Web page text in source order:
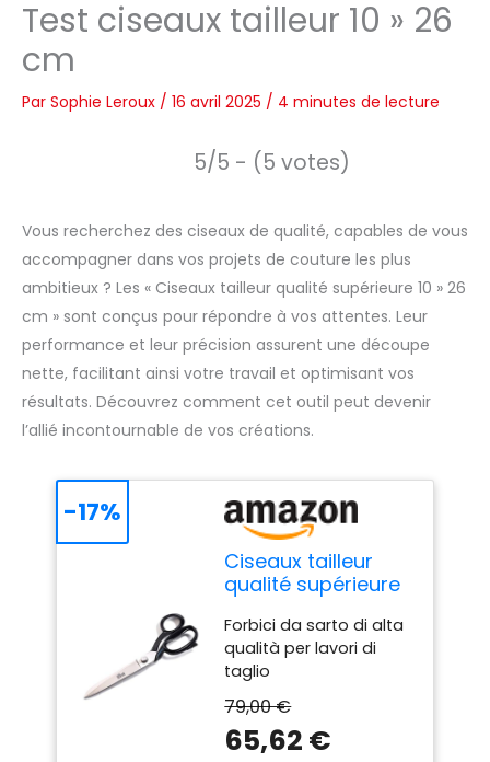
Test ciseaux tailleur 10 » 26
cm
Par Sophie Leroux / 16 avril 2025 / 4 minutes de lecture
5/5 - (5 votes)
Vous recherchez des ciseaux de qualité, capables de vous
accompagner dans vos projets de couture les plus
ambitieux ? Les « Ciseaux tailleur qualité supérieure 10 » 26
cm » sont conçus pour répondre à vos attentes. Leur
performance et leur précision assurent une découpe
nette, facilitant ainsi votre travail et optimisant vos
résultats. Découvrez comment cet outil peut devenir
l’allié incontournable de vos créations.
Ciseaux tailleur
qualité supérieure
Forbici da sarto di alta
qualità per lavori di
taglio
79,00 €
65,62 €
-17%